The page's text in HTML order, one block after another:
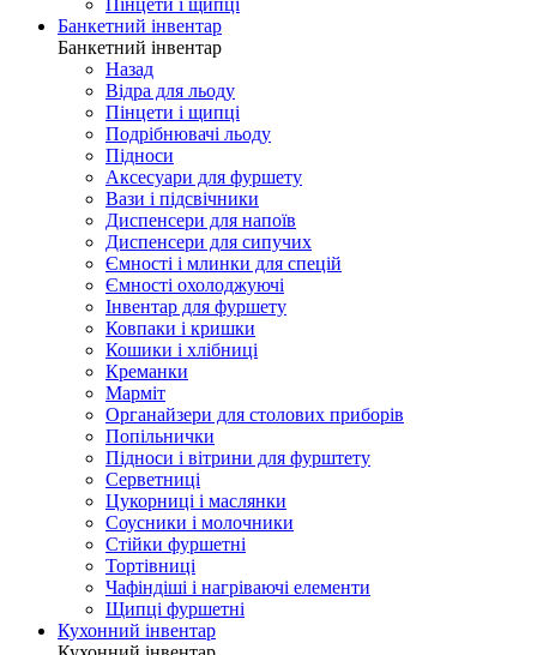
Банкетний інвентар
Банкетний інвентар
Назад
Відра для льоду
Пінцети і щипці
Подрібнювачі льоду
Підноси
Аксесуари для фуршету
Вази і підсвічники
Диспенсери для напоїв
Диспенсери для сипучих
Ємності і млинки для спецій
Ємності охолоджуючі
Інвентар для фуршету
Ковпаки і кришки
Кошики і хлібниці
Креманки
Марміт
Органайзери для столових приборів
Попільнички
Підноси і вітрини для фурштету
Серветниці
Цукорниці і маслянки
Соусники і молочники
Стійки фуршетні
Тортівниці
Чафіндіші і нагріваючі елементи
Щипці фуршетні
Кухонний інвентар